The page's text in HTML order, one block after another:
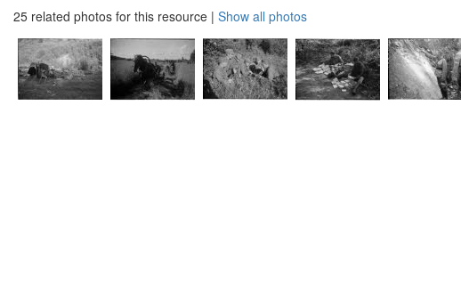
25 related photos for this resource | Show all photos